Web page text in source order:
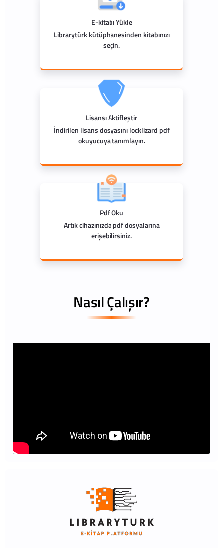
E-kitabı Yükle
Librarytürk kütüphanesinden kitabınızı
seçin.
Lisansı Aktifleştir
İndirilen lisans dosyasını locklizard pdf
okuyucuya tanımlayın.
Pdf Oku
Artık cihazınızda pdf dosyalarına
erişebilirsiniz.
Nasıl Çalışır?